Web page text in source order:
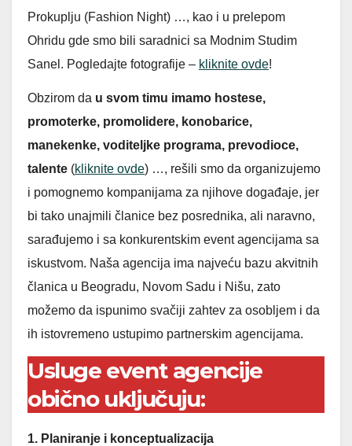
Prokuplju (Fashion Night) …, kao i u prelepom
Ohridu gde smo bili saradnici sa Modnim Studim
Sanel. Pogledajte fotografije – kliknite ovde!
Obzirom da u svom timu imamo hostese,
promoterke, promolidere, konobarice,
manekenke, voditeljke programa, prevodioce,
talente (kliknite ovde) …, rešili smo da organizujemo
i pomognemo kompanijama za njihove događaje, jer
bi tako unajmili članice bez posrednika, ali naravno,
sarađujemo i sa konkurentskim event agencijama sa
iskustvom. Naša agencija ima najveću bazu akvitnih
članica u Beogradu, Novom Sadu i Nišu, zato
možemo da ispunimo svačiji zahtev za osobljem i da
ih istovremeno ustupimo partnerskim agencijama.
Usluge event agencije
obično uključuju:
1. Planiranje i konceptualizacija